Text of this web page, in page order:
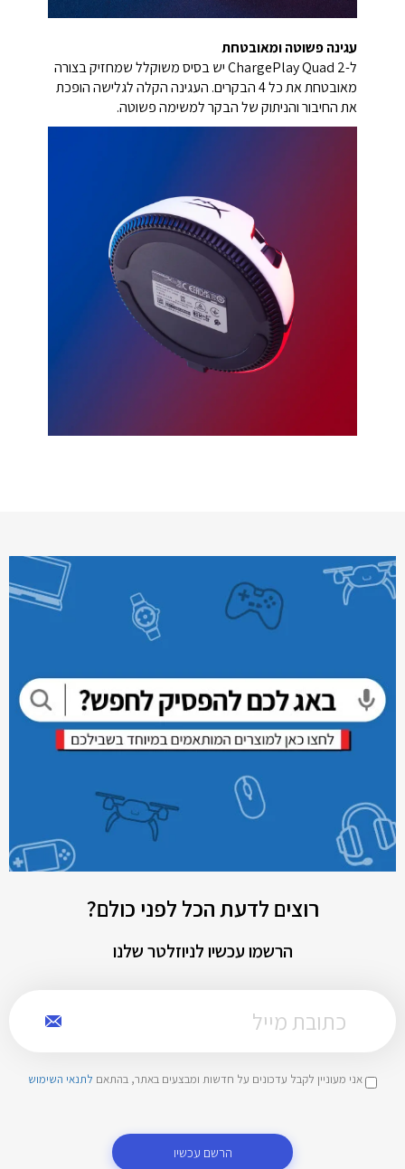
עגינה פשוטה ומאובטחת
ל-ChargePlay Quad 2 יש בסיס משוקלל שמחזיק בצורה
מאובטחת את כל 4 הבקרים. העגינה הקלה לגלישה הופכת
את החיבור והניתוק של הבקר למשימה פשוטה.
רוצים לדעת הכל לפני כולם?
הרשמו עכשיו לניוזלטר שלנו
אני מעוניין לקבל עדכונים על חדשות ומבצעים באתר, בהתאם לתנאי השימוש
הרשם עכשיו